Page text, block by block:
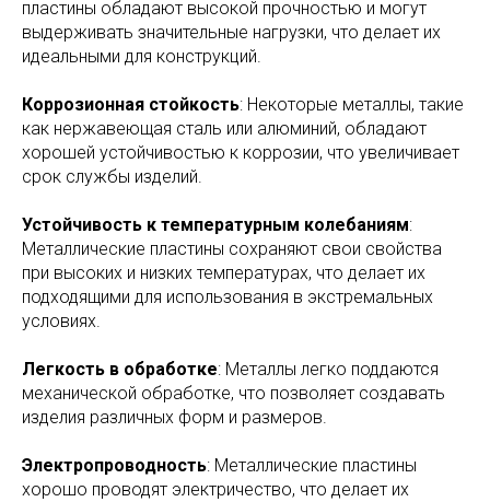
пластины обладают высокой прочностью и могут
выдерживать значительные нагрузки, что делает их
идеальными для конструкций.
Коррозионная стойкость: Некоторые металлы, такие
как нержавеющая сталь или алюминий, обладают
хорошей устойчивостью к коррозии, что увеличивает
срок службы изделий.
Устойчивость к температурным колебаниям:
Металлические пластины сохраняют свои свойства
при высоких и низких температурах, что делает их
подходящими для использования в экстремальных
условиях.
Легкость в обработке: Металлы легко поддаются
механической обработке, что позволяет создавать
изделия различных форм и размеров.
Электропроводность: Металлические пластины
хорошо проводят электричество, что делает их